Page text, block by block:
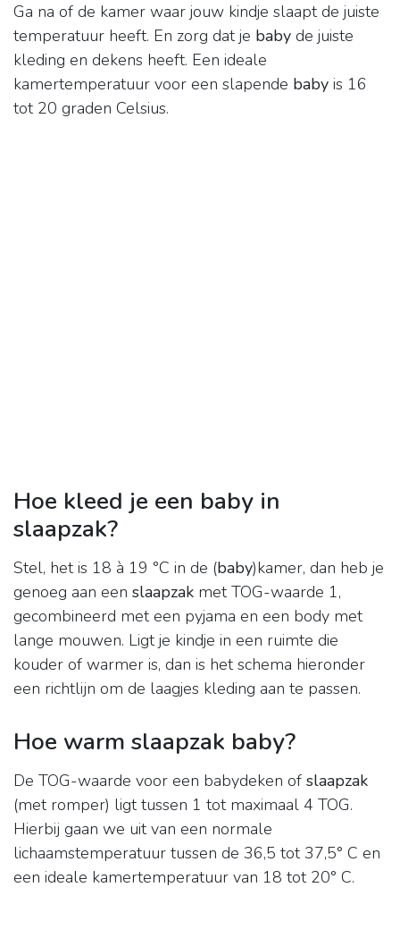
Ga na of de kamer waar jouw kindje slaapt de juiste
temperatuur heeft. En zorg dat je baby de juiste
kleding en dekens heeft. Een ideale
kamertemperatuur voor een slapende baby is 16
tot 20 graden Celsius.
Hoe kleed je een baby in
slaapzak?
Stel, het is 18 à 19 °C in de (baby)kamer, dan heb je
genoeg aan een slaapzak met TOG-waarde 1,
gecombineerd met een pyjama en een body met
lange mouwen. Ligt je kindje in een ruimte die
kouder of warmer is, dan is het schema hieronder
een richtlijn om de laagjes kleding aan te passen.
Hoe warm slaapzak baby?
De TOG-waarde voor een babydeken of slaapzak
(met romper) ligt tussen 1 tot maximaal 4 TOG.
Hierbij gaan we uit van een normale
lichaamstemperatuur tussen de 36,5 tot 37,5° C en
een ideale kamertemperatuur van 18 tot 20° C.